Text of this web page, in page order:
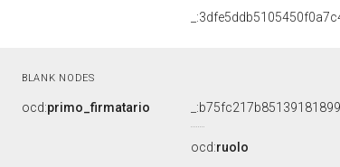
BLANK NODES
ocd:primo_firmatario
ocd:ruolo